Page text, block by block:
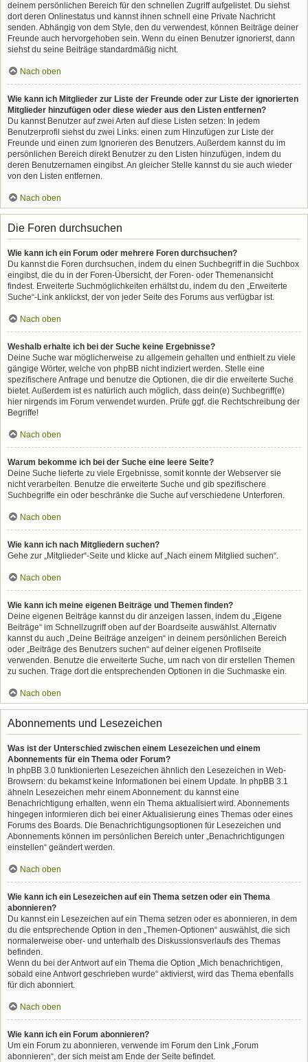
deinem persönlichen Bereich für den schnellen Zugriff aufgelistet. Du siehst
dort deren Onlinestatus und kannst ihnen schnell eine Private Nachricht
senden. Abhängig von dem Style, den du verwendest, können Beiträge deiner
Freunde auch hervorgehoben sein. Wenn du einen Benutzer ignorierst, dann
siehst du seine Beiträge standardmäßig nicht.
Nach oben
Wie kann ich Mitglieder zur Liste der Freunde oder zur Liste der ignorierten
Mitglieder hinzufügen oder diese wieder aus den Listen entfernen?
Du kannst Benutzer auf zwei Arten auf diese Listen setzen: In jedem
Benutzerprofil siehst du zwei Links: einen zum Hinzufügen zur Liste der
Freunde und einen zum Ignorieren des Benutzers. Außerdem kannst du im
persönlichen Bereich direkt Benutzer zu den Listen hinzufügen, indem du
deren Benutzernamen eingibst. An gleicher Stelle kannst du sie auch wieder
von den Listen entfernen.
Nach oben
Die Foren durchsuchen
Wie kann ich ein Forum oder mehrere Foren durchsuchen?
Du kannst die Foren durchsuchen, indem du einen Suchbegriff in die Suchbox
eingibst, die du in der Foren-Übersicht, der Foren- oder Themenansicht
findest. Erweiterte Suchmöglichkeiten erhältst du, indem du den „Erweiterte
Suche“-Link anklickst, der von jeder Seite des Forums aus verfügbar ist.
Nach oben
Weshalb erhalte ich bei der Suche keine Ergebnisse?
Deine Suche war möglicherweise zu allgemein gehalten und enthielt zu viele
gängige Wörter, welche von phpBB nicht indiziert werden. Stelle eine
spezifischere Anfrage und benutze die Optionen, die dir die erweiterte Suche
bietet. Außerdem ist es natürlich auch möglich, dass dein(e) Suchbegriff(e)
hier nirgends im Forum verwendet wurden. Prüfe ggf. die Rechtschreibung der
Begriffe!
Nach oben
Warum bekomme ich bei der Suche eine leere Seite?
Deine Suche lieferte zu viele Ergebnisse, somit konnte der Webserver sie
nicht verarbeiten. Benutze die erweiterte Suche und gib spezifischere
Suchbegriffe ein oder beschränke die Suche auf verschiedene Unterforen.
Nach oben
Wie kann ich nach Mitgliedern suchen?
Gehe zur „Mitglieder“-Seite und klicke auf „Nach einem Mitglied suchen“.
Nach oben
Wie kann ich meine eigenen Beiträge und Themen finden?
Deine eigenen Beiträge kannst du dir anzeigen lassen, indem du „Eigene
Beiträge“ im Schnellzugriff oben auf der Boardseite auswählst. Alternativ
kannst du auch „Deine Beiträge anzeigen“ in deinem persönlichen Bereich
oder „Beiträge des Benutzers suchen“ auf deiner eigenen Profilseite
verwenden. Benutze die erweiterte Suche, um nach von dir erstellen Themen
zu suchen. Trage dort die entsprechenden Optionen in die Suchmaske ein.
Nach oben
Abonnements und Lesezeichen
Was ist der Unterschied zwischen einem Lesezeichen und einem
Abonnements für ein Thema oder Forum?
In phpBB 3.0 funktionierten Lesezeichen ähnlich den Lesezeichen in Web-
Browsern: du bekamst keine Informationen bei einem Update. In phpBB 3.1
ähneln Lesezeichen mehr einem Abonnement: du kannst eine
Benachrichtigung erhalten, wenn ein Thema aktualisiert wird. Abonnements
hingegen informieren dich bei einer Aktualisierung eines Themas oder eines
Forums des Boards. Die Benachrichtigungsoptionen für Lesezeichen und
Abonnements können im persönlichen Bereich unter „Benachrichtigungen
einstellen“ geändert werden.
Nach oben
Wie kann ich ein Lesezeichen auf ein Thema setzen oder ein Thema
abonnieren?
Du kannst ein Lesezeichen auf ein Thema setzen oder es abonnieren, in dem
du die entsprechende Option in den „Themen-Optionen“ auswählst, die sich
normalerweise ober- und unterhalb des Diskussionsverlaufs des Themas
befinden.
Wenn du bei der Antwort auf ein Thema die Option „Mich benachrichtigen,
sobald eine Antwort geschrieben wurde“ aktivierst, wird das Thema ebenfalls
für dich abonniert.
Nach oben
Wie kann ich ein Forum abonnieren?
Um ein Forum zu abonnieren, verwende im Forum den Link „Forum
abonnieren“, der sich meist am Ende der Seite befindet.